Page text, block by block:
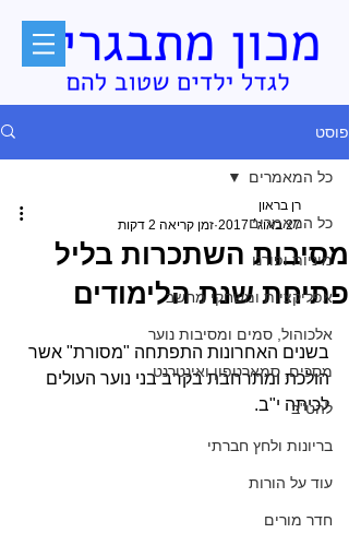
פוסט
כל המאמרים
מיניות ופורנו
אפליקציות ומשחקי מחשב
אלכוהול, סמים ומסיבות נוער
מסכים, סמארטפון ואינטרנט
להט"ב
בריונות ולחץ חברתי
עוד על הורות
חדר מורים
כל המאמרים
מסיבות השתכרות בליל
פתיחת שנת הלימודים
רן בראון
27 באוג׳ 2017
זמן קריאה 2 דקות
בשנים האחרונות התפתחה "מסורת" אשר
הולכת ומתרחבת בקרב בני נוער העולים
לכיתה י"ב.